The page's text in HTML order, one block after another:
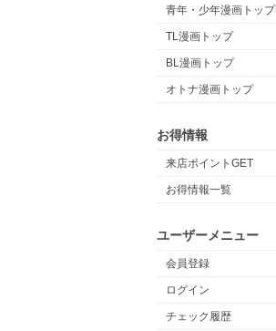
青年・少年漫画トップ
TL漫画トップ
BL漫画トップ
オトナ漫画トップ
お得情報
来店ポイントGET
お得情報一覧
ユーザーメニュー
会員登録
ログイン
チェック履歴